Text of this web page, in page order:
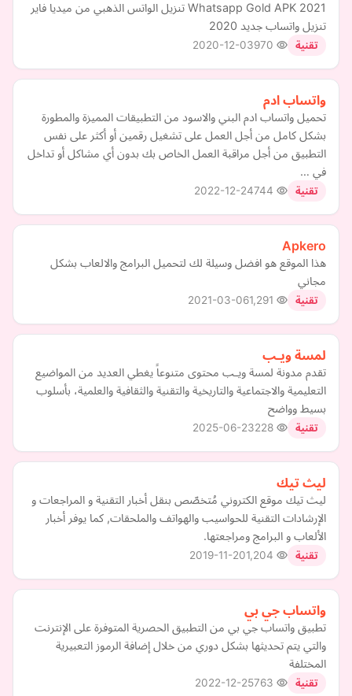
2021 Whatsapp Gold APK تنزيل الواتس الذهبي من ميديا فاير
تنزيل واتساب جديد 2020
تقنية 2020-12-03
واتساب ادم
تحميل واتساب ادم البني والاسود من التطبيقات المميزة والمطورة
بشكل كامل من أجل العمل على تشغيل رقمين أو أكثر على نفس
التطبيق من أجل مراقبة العمل الخاص بك بدون أي مشاكل أو تداخل
في …
تقنية 2022-12-24
Apkero
هذا الموقع هو افضل وسيلة لك لتحميل البرامج والالعاب بشكل
مجاني
تقنية 2021-03-06
لمسة ويـب
تقدم مدونة لمسة ويـب محتوى متنوعاً يغطي العديد من المواضيع
التعليمية والاجتماعية والتاريخية والتقنية والثقافية والعلمية، بأسلوب
بسيط وواضح
تقنية 2025-06-23
ليث تيك
ليث تيك موقع الكتروني مُتخصّص بنقل أخبار التقنية و المراجعات و
الإرشادات التقنية للحواسيب والهواتف والملحقات, كما يوفر أخبار
الألعاب و البرامج ومراجعتها.
تقنية 2019-11-20
واتساب جي بي
تطبيق واتساب جي بي من التطبيق الحصرية المتوفرة على الإنترنت
والتي يتم تحديثها بشكل دوري من خلال إضافة الرموز التعبيرية
المختلفة
تقنية 2022-12-25